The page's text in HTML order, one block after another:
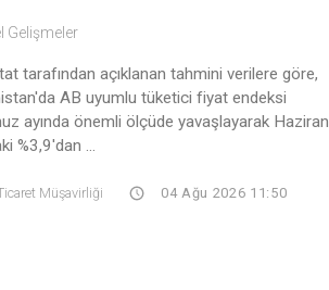
Gelişmeler
tarafından açıklanan tahmini verilere göre,
AB uyumlu tüketici fiyat endeksi
ayında önemli ölçüde yavaşlayarak Haziran
%3,9'dan ...
Müşavirliği 04 Ağu 2026 11:50